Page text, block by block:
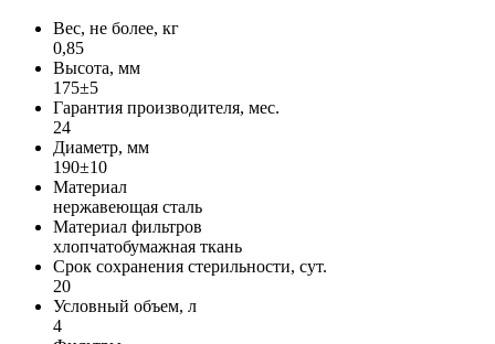
Вес, не более, кг
0,85
Высота, мм
175±5
Гарантия производителя, мес.
24
Диаметр, мм
190±10
Материал
нержавеющая сталь
Материал фильтров
хлопчатобумажная ткань
Срок сохранения стерильности, сут.
20
Условный объем, л
4